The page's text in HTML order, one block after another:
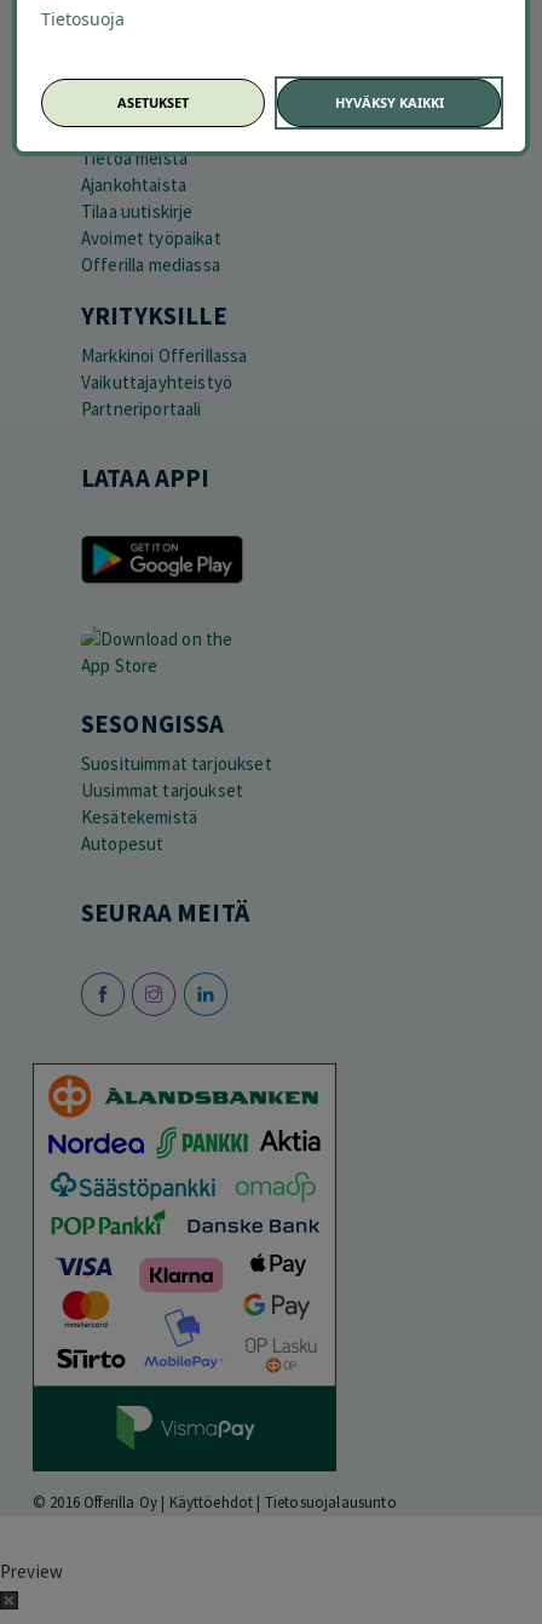
Kuinka Offerilla toimii
TUTUSTU MEIHIN
Tietoa meistä
Ajankohtaista
Tilaa uutiskirje
Avoimet työpaikat
Offerilla mediassa
YRITYKSILLE
Markkinoi Offerillassa
Vaikuttajayhteistyö
Partneriportaali
LATAA APPI
SESONGISSA
Suosituimmat tarjoukset
Uusimmat tarjoukset
Kesätekemistä
Autopesut
SEURAA MEITÄ
© 2016 Offerilla Oy | Käyttöehdot | Tietosuojalausunto
Preview
Tietosuoja
ASETUKSET HYVÄKSY KAIKKI